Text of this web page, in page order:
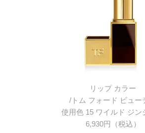
リップ カラー
/トム フォード ビュー
使用色 15 ワイルド ジン
6,930円（税込）